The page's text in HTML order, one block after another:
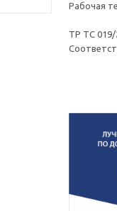
Рабочая
ТР ТС 019/